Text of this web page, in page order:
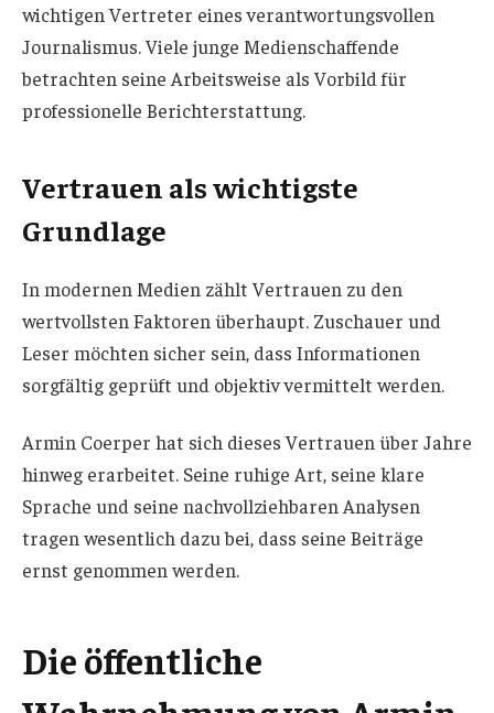
wichtigen Vertreter eines verantwortungsvollen
Journalismus. Viele junge Medienschaffende
betrachten seine Arbeitsweise als Vorbild für
professionelle Berichterstattung.
Vertrauen als wichtigste
Grundlage
In modernen Medien zählt Vertrauen zu den
wertvollsten Faktoren überhaupt. Zuschauer und
Leser möchten sicher sein, dass Informationen
sorgfältig geprüft und objektiv vermittelt werden.
Armin Coerper hat sich dieses Vertrauen über Jahre
hinweg erarbeitet. Seine ruhige Art, seine klare
Sprache und seine nachvollziehbaren Analysen
tragen wesentlich dazu bei, dass seine Beiträge
ernst genommen werden.
Die öffentliche